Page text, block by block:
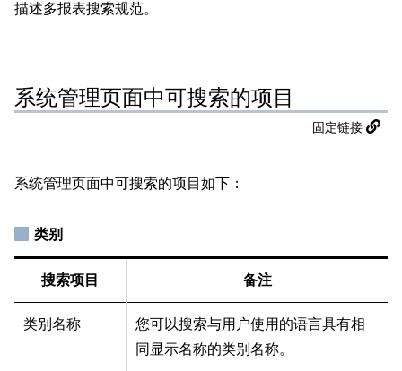
描述多报表搜索规范。
系统管理页面中可搜索的项目
固定链接
系统管理页面中可搜索的项目如下：
类别
搜索项目 备注
类别名称
您可以搜索与用户使用的语言具有相
同显示名称的类别名称。